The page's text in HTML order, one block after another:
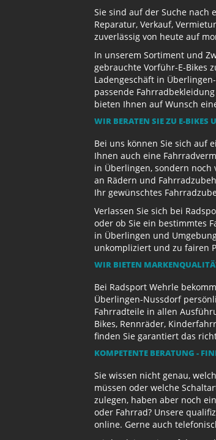
Sie sind auf der Suche nach
Reparatur, Verkauf,
zuverlässig von heute auf
In unserem Sortiment und
gebrauchte Vorführ-E-Bikes
Ladengeschäft in
passende
bieten Ihnen auf Wunsch
WIR BERATEN SIE ZU E-BIKES
Bei uns können Sie sich auf
Ihnen auch eine
in Überlingen, sondern
an Rädern und
Ihr gewünschtes
Verlassen Sie sich bei
oder ob Sie ein bestimmtes
in Überlingen und
unkompliziert und zu fairen
WIR BIETEN
Bei Radsport Wehrle
Überlingen-Nussdorf
Fahrradteile in allen
Bikes, Rennräder,
finden Sie garantiert das
KOMPETENTE BERATUNG -
Sie wissen nicht genau,
müssen oder welche
zulegen, haben aber noch
oder Fahrrad? Unsere
online. Gerne auch